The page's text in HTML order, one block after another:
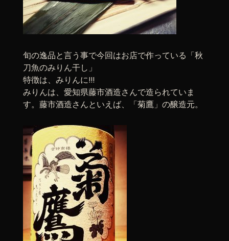
旬の逸品と言う事で今回はお店で作っている「秋
刀魚のみりん干し」
特徴は、みりんに!!!
みりんは、愛知県藤市酒造さんで造られていま
す。藤市酒造さんといえば、「菊鷹」の醸造元。